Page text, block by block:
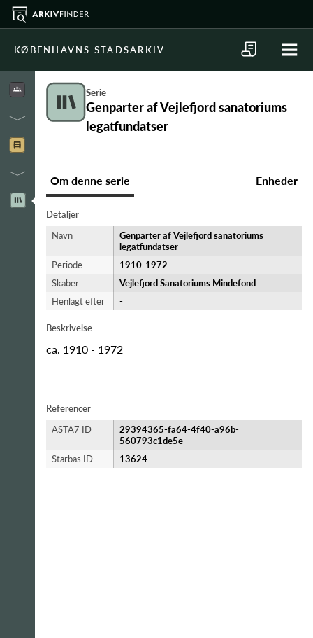
KØBENHAVNS STADSARKIV
Serie
Genparter af Vejlefjord sanatoriums
legatfundatser
Om denne serie Enheder
Detaljer
Navn
Genparter af Vejlefjord sanatoriums
legatfundatser
Periode
1910-​1972
Skaber
Vejlefjord Sanatoriums Mindefond
Henlagt efter
-
Beskrivelse
ca. 1910 - 1972
Referencer
ASTA7 ID
29394365-fa64-4f40-a96b-
560793c1de5e
Starbas ID
13624